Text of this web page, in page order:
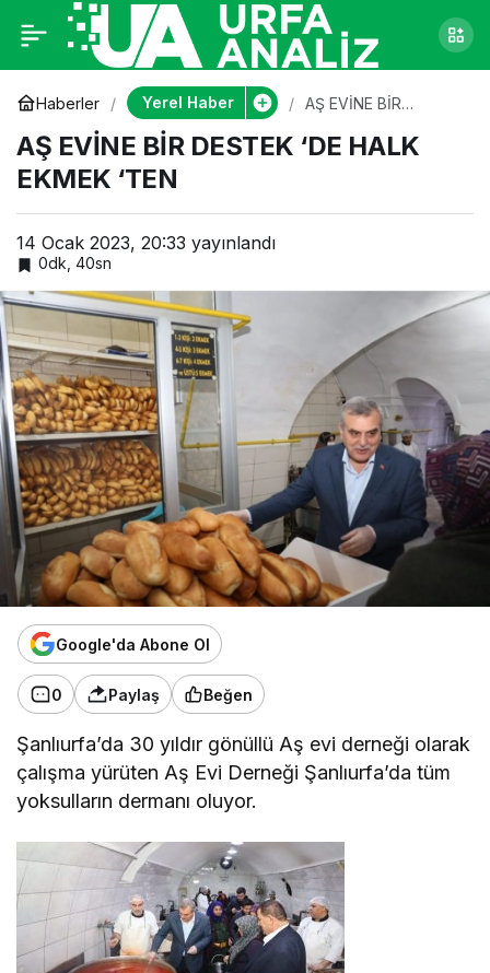
Haberler Yerel Haber
AŞ EVİNE BİR
EKMEK ‘TEN
AŞ EVİNE BİR DESTEK ‘DE HALK
EKMEK ‘TEN
14 Ocak 2023, 20:33 yayınlandı
0dk, 40sn
Google'da Abone Ol
0 Paylaş Beğen
Şanlıurfa’da 30 yıldır gönüllü Aş evi derneği olarak
çalışma yürüten Aş Evi Derneği Şanlıurfa’da tüm
yoksulların dermanı oluyor.
AŞ EVİNE BİR DESTEK
‘DE HALK EKMEK
‘TEN
0